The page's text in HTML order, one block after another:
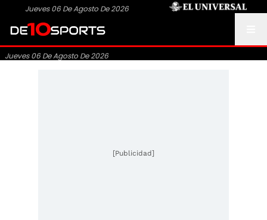
Jueves 06 De Agosto De 2026
Jueves 06 De Agosto De 2026
[Publicidad]